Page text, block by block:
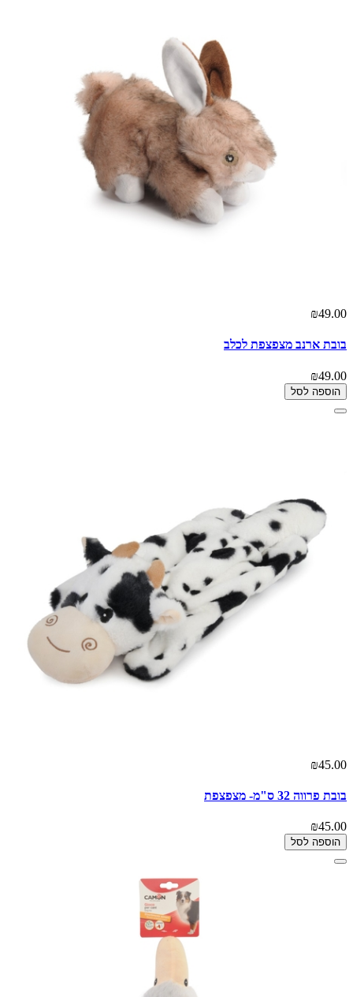
₪49.00
בובת ארנב מצפצפת לכלב
₪49.00
הוספה לסל
₪45.00
בובת פרווה 32 ס"מ- מצפצפת
₪45.00
הוספה לסל